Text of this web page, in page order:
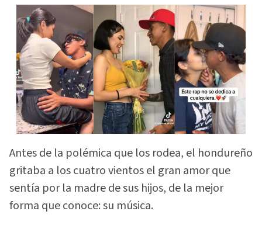
Antes de la polémica que los rodea, el hondureño
gritaba a los cuatro vientos el gran amor que
sentía por la madre de sus hijos, de la mejor
forma que conoce: su música.